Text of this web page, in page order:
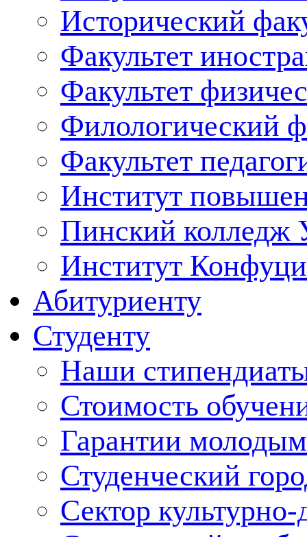
Исторический
Факультет
Факультет
Филологический
Факультет
Институт
Пинский
Институт
Абитуриенту
Студенту
Наши
Стоимость
Гарантии
Студенческий
Сектор